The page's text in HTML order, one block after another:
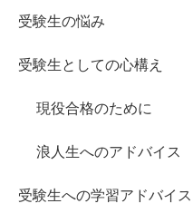
受験生の悩み
受験生としての心構え
現役合格のために
浪人生へのアドバイス
受験生への学習アドバイス